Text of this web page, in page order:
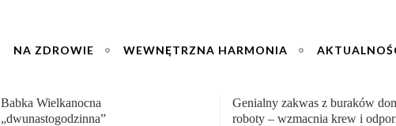
NA ZDROWIE WEWNĘTRZNA HARMONIA
Genialny zakwas z buraków domowej
roboty – wzmacnia krew i odporność
„Przemiana” Podróż do siły i